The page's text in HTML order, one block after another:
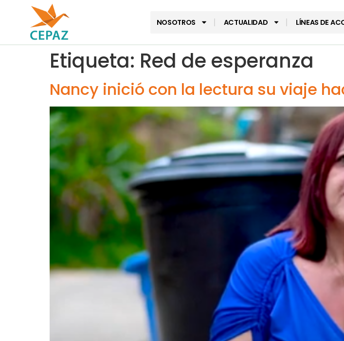
NOSOTROS ACTUALIDAD LÍNEAS DE
Etiqueta: Red de esperanza
Nancy inició con la lectura su viaje